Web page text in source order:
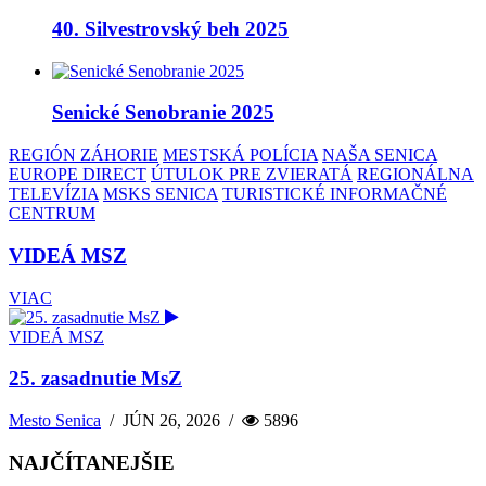
40. Silvestrovský beh 2025
Senické Senobranie 2025
REGIÓN ZÁHORIE MESTSKÁ POLÍCIA NAŠA SENICA
EUROPE DIRECT ÚTULOK PRE ZVIERATÁ REGIONÁLNA
TELEVÍZIA MSKS SENICA TURISTICKÉ INFORMAČNÉ
CENTRUM
VIDEÁ MSZ
VIAC
VIDEÁ MSZ
25. zasadnutie MsZ
Mesto Senica /JÚN 26, 2026 / 5896
NAJČÍTANEJŠIE